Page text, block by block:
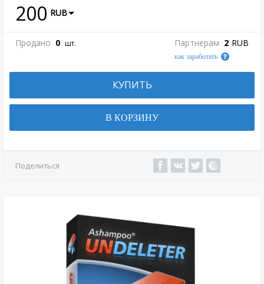
200 RUB
Продано 0 шт. Партнерам 2 RUB
как заработать
КУПИТЬ
В КОРЗИНУ
Поделиться